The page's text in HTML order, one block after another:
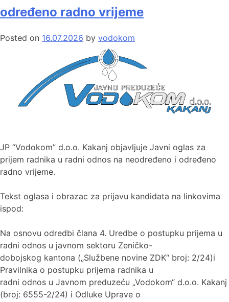
određeno radno vrijeme
Posted on 16.07.2026 by vodokom
JP “Vodokom” d.o.o. Kakanj objavljuje Javni oglas za
prijem radnika u radni odnos na neodređeno i određeno
radno vrijeme.
Tekst oglasa i obrazac za prijavu kandidata na linkovima
ispod:
Na osnovu odredbi člana 4. Uredbe o postupku prijema u
radni odnos u javnom sektoru Zeničko-
dobojskog kantona („Službene novine ZDK“ broj: 2/24)i
Pravilnika o postupku prijema radnika u
radni odnos u Javnom preduzeću „Vodokom“ d.o.o. Kakanj
(broj: 6555-2/24) i Odluke Uprave o